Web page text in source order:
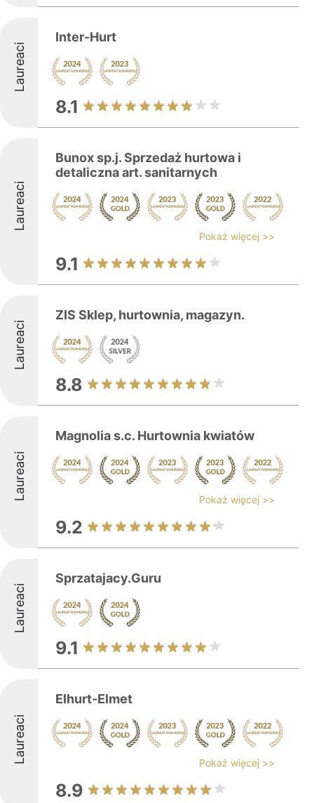
Laureaci
Inter-Hurt
8.1
Laureaci
Bunox sp.j. Sprzedaż hurtowa i
detaliczna art. sanitarnych
Pokaż więcej >>
9.1
Laureaci
ZIS Sklep, hurtownia, magazyn.
8.8
Laureaci
Magnolia s.c. Hurtownia kwiatów
Pokaż więcej >>
9.2
Laureaci
Sprzatajacy.Guru
9.1
Laureaci
Elhurt-Elmet
Pokaż więcej >>
8.9